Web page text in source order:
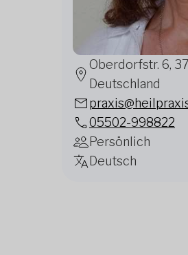
Oberdorfstr. 6,
Deutschland
05502-998822
Persönlich
Deutsch